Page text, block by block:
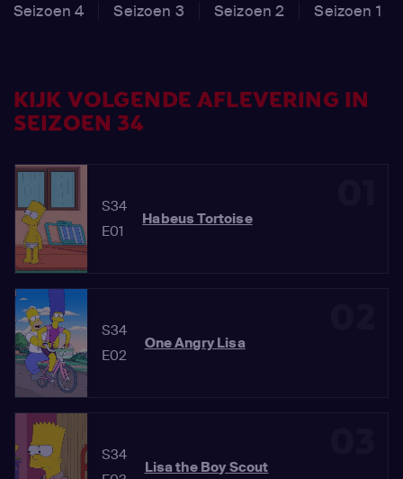
Seizoen 4
Seizoen 3 Seizoen 2 Seizoen 1
KIJK VOLGENDE AFLEVERING IN
SEIZOEN 34
S34
E01
Habeus Tortoise
S34
E02
One Angry Lisa
S34
Lisa the Boy Scout